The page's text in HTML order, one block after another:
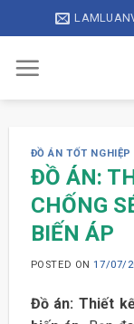
to
content
ĐỒ ÁN TỐT NGHIỆP
ĐỒ ÁN:
CHỐNG
BIẾN ÁP
POSTED ON17/07/
Đồ án: Thiết